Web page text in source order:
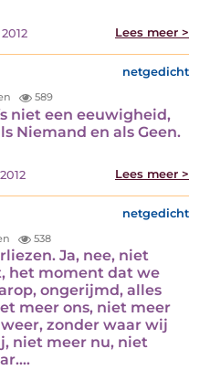
Lees meer >
netgedicht
589
niet een eeuwigheid,
Niemand en als Geen.
Lees meer >
netgedicht
538
Ja, nee, niet
het moment dat we
ongerijmd, alles
meer ons, niet meer
zonder waar wij
niet meer nu, niet